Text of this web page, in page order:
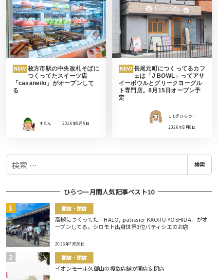
NEW 枚方市駅の中央改札そばに
つくってたスイーツ店
「casaneilo」がオープンして
る
すどん 2026年8月9日
NEW 長尾元町につくってるカフ
ェは「J BOWL」ってアサ
イーボウルとグリークヨーグル
ト専門店。8月15日オープン予
定
モモ＠ひらつー
2026年8月8日
検
検索
ひらつー月間人気記事ベスト10
開店・閉店
高槻につくってた「HALO, patissier KAORU YOSHIDA」がオ
ープンしてる。シロモト出身世界3位パティシエのお店
2026年7月26日
開店・閉店
イオンモール久御山の複数店舗が開店＆閉店